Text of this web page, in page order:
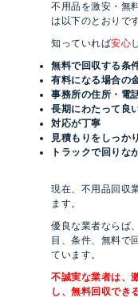
不用品を激安・無
は以下のとおりです
知っていれば安心
無料で回収する条
有料になる場合の
事務所の住所・電
長期にわたって良
対応が丁寧
見積もりをしっか
トラックで回りな
現在、不用品回収
ます。
優良な業者ならば
目、条件、無料で
ています。
不誠実な業者は、
し、無料回収でき